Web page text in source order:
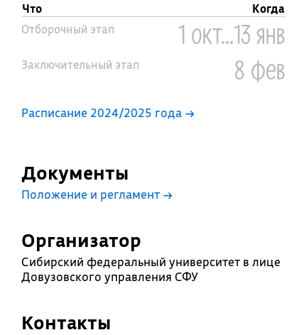
Что
Когда
Отборочный этап
1 окт...13 янв
Заключительный этап 8 фев
Расписание 2024/2025 года →
Документы
Положение и регламент →
Организатор
Сибирский федеральный университет в лице
Довузовского управления СФУ
Контакты